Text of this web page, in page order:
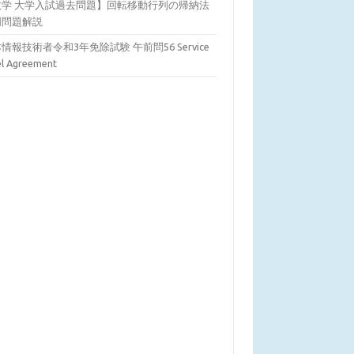
学 大学入試過去問題】回転移動行列の帰納法
題解説
報技術者令和3年免除試験 午前問56 Service
Agreement